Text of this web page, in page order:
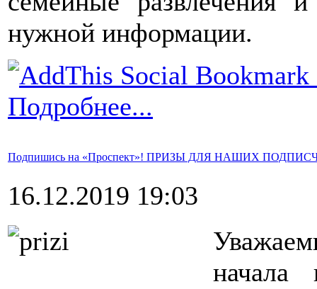
нужной информации.
Подробнее...
Подпишись на «Проспект»! ПРИЗЫ ДЛЯ НАШИХ
16.12.2019 19:03
начала